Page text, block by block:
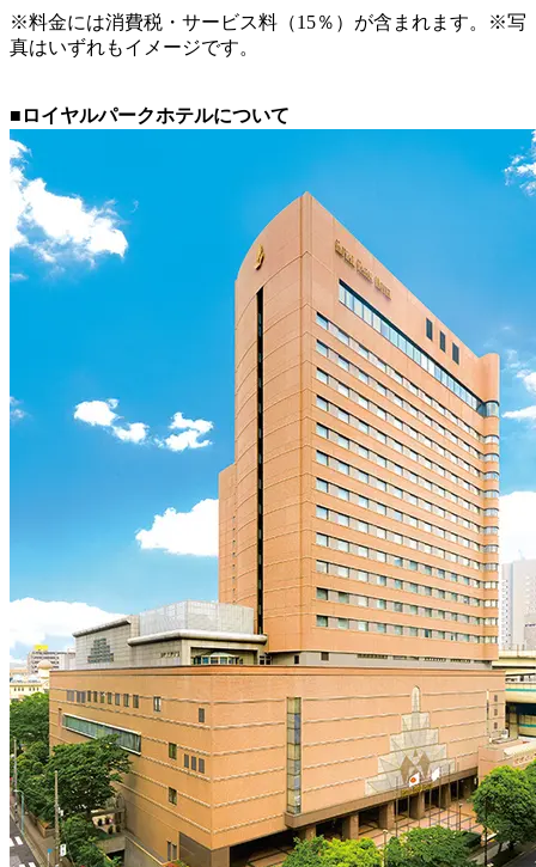
※料金には消費税・サービス料（15％）が含まれます。※写
真はいずれもイメージです。
■ロイヤルパークホテルについて